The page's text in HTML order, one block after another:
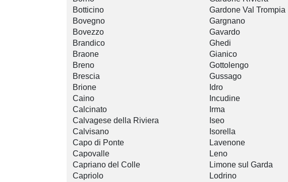
Botticino
Bovegno
Bovezzo
Brandico
Braone
Breno
Brescia
Brione
Caino
Calcinato
Calvagese della Riviera
Calvisano
Capo di Ponte
Capovalle
Capriano del Colle
Capriolo
Gardone Val Trompia
Gargnano
Gavardo
Ghedi
Gianico
Gottolengo
Gussago
Idro
Incudine
Irma
Iseo
Isorella
Lavenone
Leno
Limone sul Garda
Lodrino